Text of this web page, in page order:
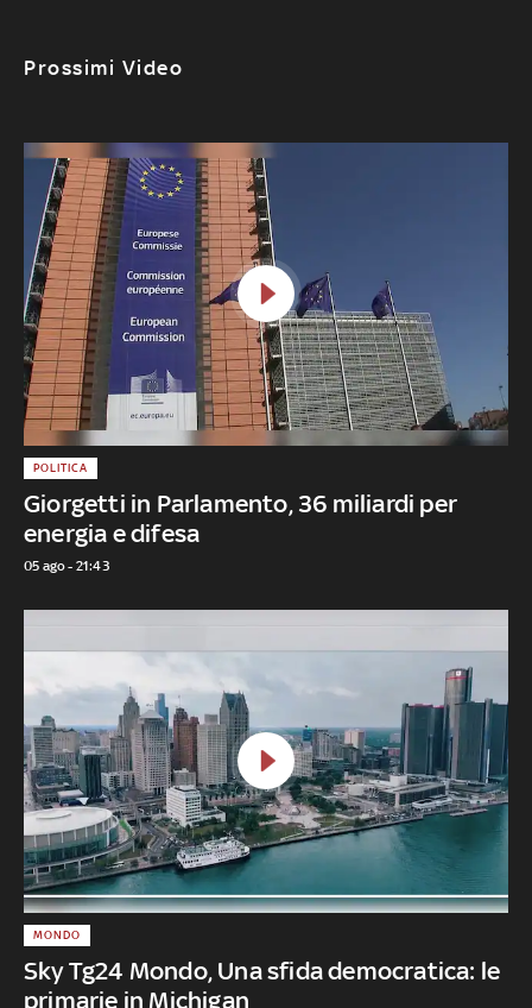
Prossimi Video
Giorgetti in Parlamento, 36 miliardi per
energia e difesa
POLITICA
05 ago - 21:43
Sky Tg24 Mondo, Una sfida democratica: le
primarie in Michigan
MONDO